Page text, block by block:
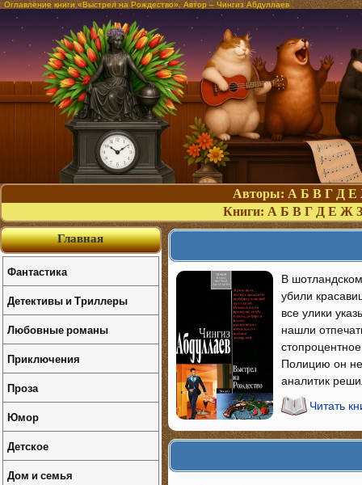
Оглавление книги «Выстрел на Рождество». Автор – Чингиз Абдуллаев
Авторы: А Б В Г Д Е
Книги: А Б В Г Д Е Ж З
В
убили
все улики
нашли
Полицию он не
аналитик
Читать
Главная
Фантастика
Детективы и Триллеры
Любовные романы
Приключения
Проза
Юмор
Детское
Дом и семья